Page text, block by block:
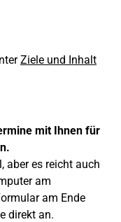
Ziele und Inhalt
mit Ihnen für
aber es reicht auch
am
am Ende
direkt an.